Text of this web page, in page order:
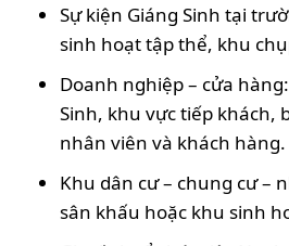
Sự kiện Giáng Sinh tại
sinh hoạt tập thể, khu
Doanh nghiệp – cửa
Sinh, khu vực tiếp khách,
nhân viên và khách hàng.
Khu dân cư – chung cư –
sân khấu hoặc khu sinh